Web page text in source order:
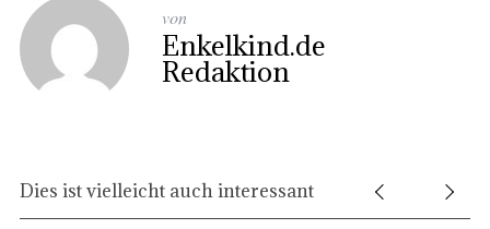
von
Enkelkind.de
Redaktion
Dies ist vielleicht auch interessant